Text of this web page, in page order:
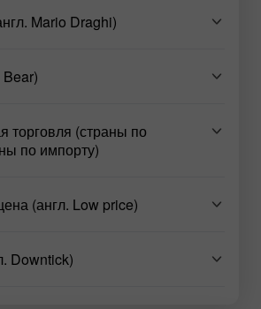
Mario Draghi)
торговля (страны по
по импорту)
(англ. Low price)
Downtick)